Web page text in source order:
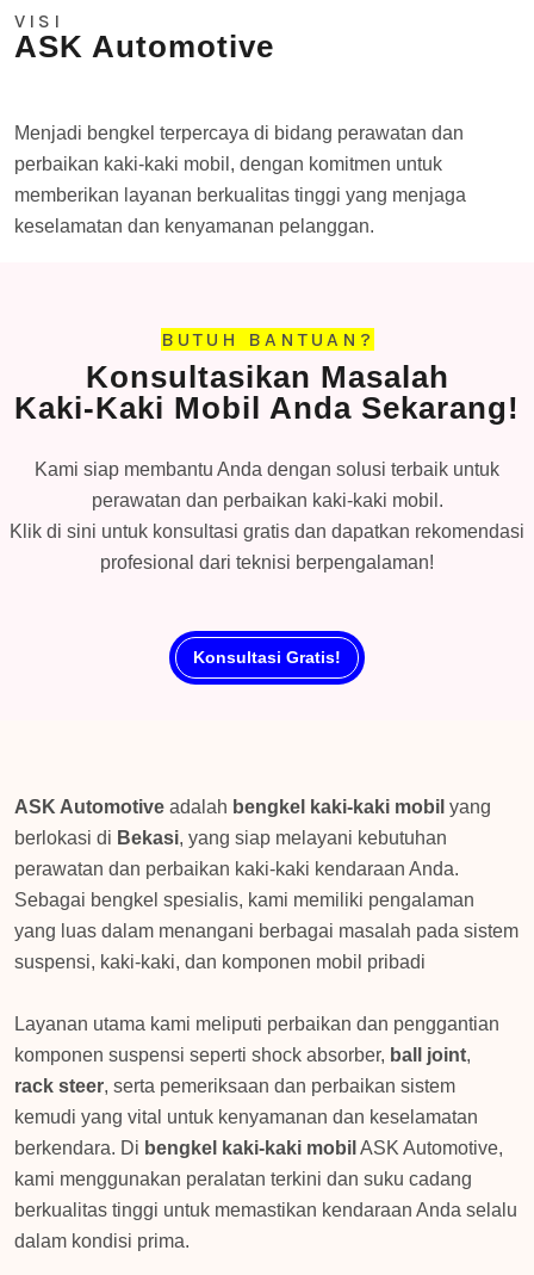
VISI
ASK Automotive
Menjadi bengkel terpercaya di bidang perawatan dan
perbaikan kaki-kaki mobil, dengan komitmen untuk
memberikan layanan berkualitas tinggi yang menjaga
keselamatan dan kenyamanan pelanggan.
BUTUH BANTUAN?
Konsultasikan Masalah
Kaki-Kaki Mobil Anda Sekarang!
Kami siap membantu Anda dengan solusi terbaik untuk
perawatan dan perbaikan kaki-kaki mobil.
Klik di sini untuk konsultasi gratis dan dapatkan rekomendasi
profesional dari teknisi berpengalaman!
Konsultasi Gratis!
ASK Automotive adalah bengkel kaki-kaki mobil yang
berlokasi di Bekasi, yang siap melayani kebutuhan
perawatan dan perbaikan kaki-kaki kendaraan Anda.
Sebagai bengkel spesialis, kami memiliki pengalaman
yang luas dalam menangani berbagai masalah pada sistem
suspensi, kaki-kaki, dan komponen mobil pribadi
Layanan utama kami meliputi perbaikan dan penggantian
komponen suspensi seperti shock absorber, ball joint,
rack steer, serta pemeriksaan dan perbaikan sistem
kemudi yang vital untuk kenyamanan dan keselamatan
berkendara. Di bengkel kaki-kaki mobil ASK Automotive,
kami menggunakan peralatan terkini dan suku cadang
berkualitas tinggi untuk memastikan kendaraan Anda selalu
dalam kondisi prima.